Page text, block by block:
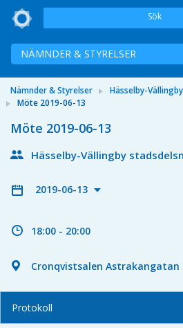
Sök
NÄMNDER & STYRELSER
Nämnder & Styrelser
Hässelby-
Möte 2019-06-13
Möte 2019-06-13
Hässelby-Vällingby
2019-06-13
18:00 - 20:00
Cronqvistsalen Astrakangatan
Protokoll